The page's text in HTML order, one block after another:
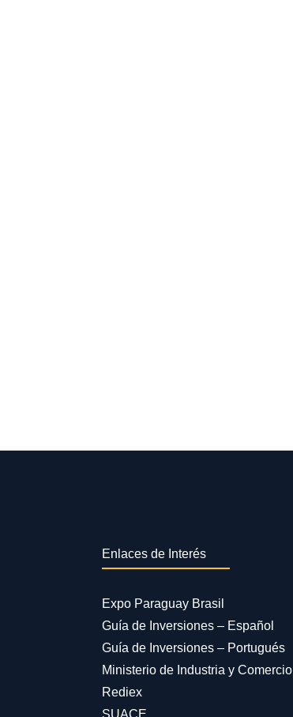
Enlaces de Interés
Expo Paraguay Brasil
Guía de Inversiones – Español
Guía de Inversiones – Portugués
Ministerio de Industria y Comercio
Rediex